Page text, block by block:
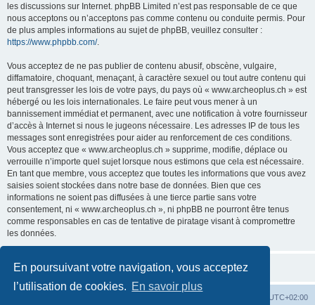
En poursuivant votre navigation, vous acceptez
l’utilisation de cookies. En savoir plus
les discussions sur Internet. phpBB Limited n’est pas responsable de ce que
nous acceptons ou n’acceptons pas comme contenu ou conduite permis. Pour
de plus amples informations au sujet de phpBB, veuillez consulter :
https://www.phpbb.com/.
Vous acceptez de ne pas publier de contenu abusif, obscène, vulgaire,
diffamatoire, choquant, menaçant, à caractère sexuel ou tout autre contenu qui
peut transgresser les lois de votre pays, du pays où « www.archeoplus.ch » est
hébergé ou les lois internationales. Le faire peut vous mener à un
bannissement immédiat et permanent, avec une notification à votre fournisseur
d’accès à Internet si nous le jugeons nécessaire. Les adresses IP de tous les
messages sont enregistrées pour aider au renforcement de ces conditions.
Vous acceptez que « www.archeoplus.ch » supprime, modifie, déplace ou
verrouille n’importe quel sujet lorsque nous estimons que cela est nécessaire.
En tant que membre, vous acceptez que toutes les informations que vous avez
saisies soient stockées dans notre base de données. Bien que ces
informations ne soient pas diffusées à une tierce partie sans votre
consentement, ni « www.archeoplus.ch », ni phpBB ne pourront être tenus
comme responsables en cas de tentative de piratage visant à compromettre
les données.
UTC+02:00